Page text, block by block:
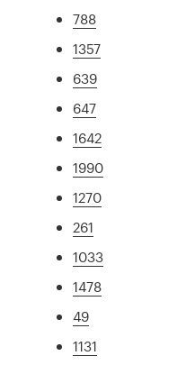
788
1357
639
647
1642
1990
1270
261
1033
1478
49
1131